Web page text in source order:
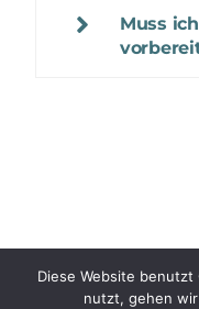
Muss
Diese Website
nutzt, gehen